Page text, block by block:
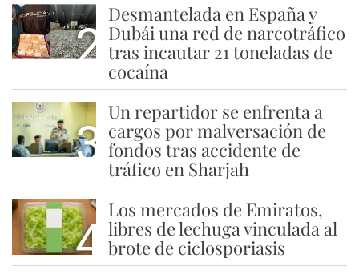
2
Desmantelada en España y
Dubái una red de narcotráfico
tras incautar 21 toneladas de
cocaína
3
Un repartidor se enfrenta a
cargos por malversación de
fondos tras accidente de
tráfico en Sharjah
4
Los mercados de Emiratos,
libres de lechuga vinculada al
brote de ciclosporiasis